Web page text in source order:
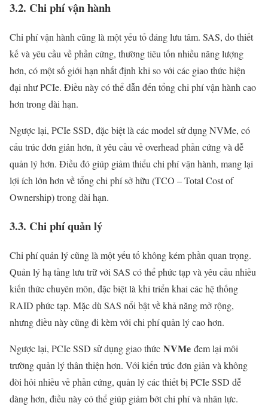
3.2. Chi phí vận hành
Chi phí vận hành cũng là một yếu tố đáng lưu tâm. SAS, do thiết
kế và yêu cầu về phần cứng, thường tiêu tốn nhiều năng lượng
hơn, có một số giới hạn nhất định khi so với các giao thức hiện
đại như PCIe. Điều này có thể dẫn đến tổng chi phí vận hành cao
hơn trong dài hạn.
Ngược lại, PCIe SSD, đặc biệt là các model sử dụng NVMe, có
cấu trúc đơn giản hơn, ít yêu cầu về overhead phần cứng và dễ
quản lý hơn. Điều đó giúp giảm thiểu chi phí vận hành, mang lại
lợi ích lớn hơn về tổng chi phí sở hữu (TCO – Total Cost of
Ownership) trong dài hạn.
3.3. Chi phí quản lý
Chi phí quản lý cũng là một yếu tố không kém phần quan trọng.
Quản lý hạ tầng lưu trữ với SAS có thể phức tạp và yêu cầu nhiều
kiến thức chuyên môn, đặc biệt là khi triển khai các hệ thống
RAID phức tạp. Mặc dù SAS nổi bật về khả năng mở rộng,
nhưng điều này cũng đi kèm với chi phí quản lý cao hơn.
Ngược lại, PCIe SSD sử dụng giao thức NVMe đem lại môi
trường quản lý thân thiện hơn. Với kiến trúc đơn giản và không
đòi hỏi nhiều về phần cứng, quản lý các thiết bị PCIe SSD dễ
dàng hơn, điều này có thể giúp giảm bớt chi phí và nhân lực.